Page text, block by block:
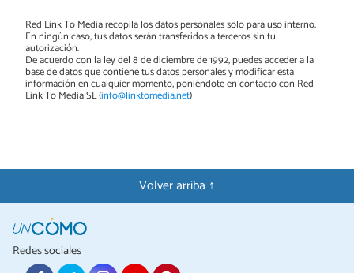
Red Link To Media recopila los datos personales solo para uso interno.
En ningún caso, tus datos serán transferidos a terceros sin tu
autorización.
De acuerdo con la ley del 8 de diciembre de 1992, puedes acceder a la
base de datos que contiene tus datos personales y modificar esta
información en cualquier momento, poniéndote en contacto con Red
Link To Media SL (info@linktomedia.net)
Volver arriba ↑
Redes sociales